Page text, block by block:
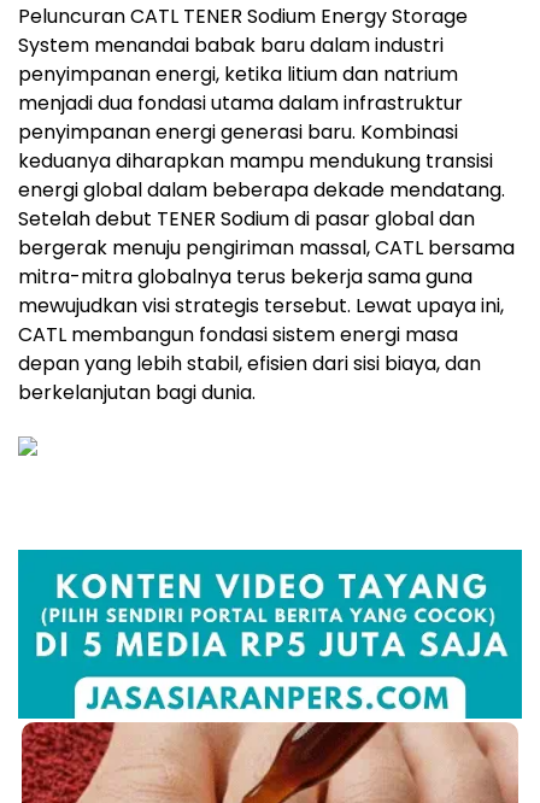
Peluncuran CATL TENER Sodium Energy Storage
System menandai babak baru dalam industri
penyimpanan energi, ketika litium dan natrium
menjadi dua fondasi utama dalam infrastruktur
penyimpanan energi generasi baru. Kombinasi
keduanya diharapkan mampu mendukung transisi
energi global dalam beberapa dekade mendatang.
Setelah debut TENER Sodium di pasar global dan
bergerak menuju pengiriman massal, CATL bersama
mitra-mitra globalnya terus bekerja sama guna
mewujudkan visi strategis tersebut. Lewat upaya ini,
CATL membangun fondasi sistem energi masa
depan yang lebih stabil, efisien dari sisi biaya, dan
berkelanjutan bagi dunia.